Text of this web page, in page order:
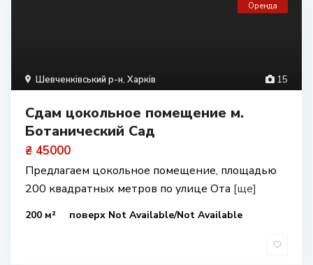
15
Шевченківський р-н, Харків
Оренда
Сдам цокольное помещение м.
Ботанический Сад
₴ 45000
Предлагаем цокольное помещение, площадью
200 квадратных метров по улице Ота [ще]
200 м² поверх Not Available/Not Available